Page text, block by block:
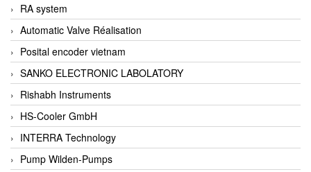
Enensys Vietnam
Enerdoor
Enerpac
ENERSYS
Enolgas
Envada
Environmental Compliance Products
EPC
RA system
Automatic Valve Réalisation
Posital encoder vietnam
SANKO ELECTRONIC LABOLATORY
Rishabh Instruments
HS-Cooler GmbH
INTERRA Technology
Pump Wilden-Pumps